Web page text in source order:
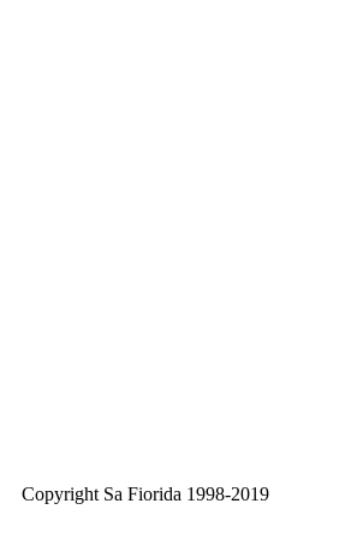
Copyright Sa Fiorida 1998-2019